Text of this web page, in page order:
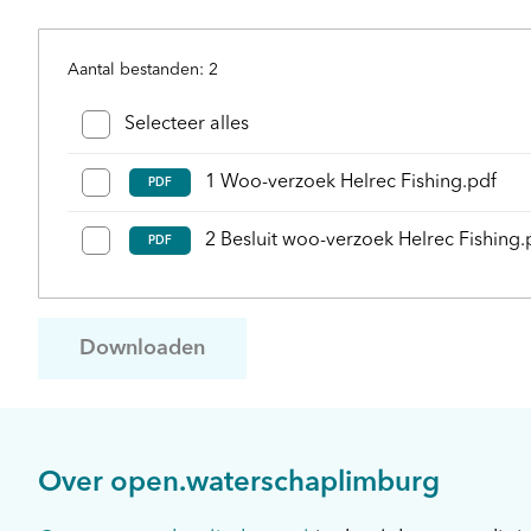
Aantal bestanden: 2
Bestanden en mappen selecteren
Selecteer alles
PDF 1 Woo-verzoek Helrec Fishing.pdf
PDF 2 Besluit woo-verzoek Helrec
Downloaden
Over open.waterschaplimburg